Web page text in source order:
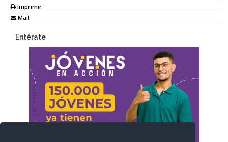
Imprimir
Mail
Entérate